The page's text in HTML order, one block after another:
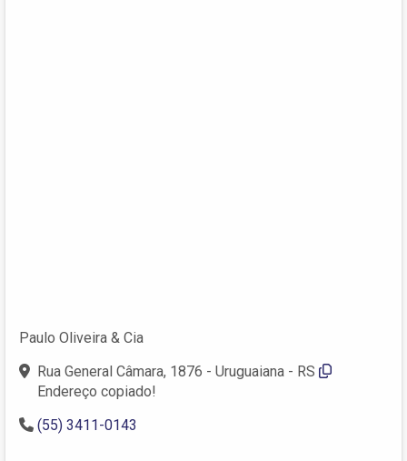
Paulo Oliveira & Cia
Rua General Câmara, 1876 - Uruguaiana - RS
Endereço copiado!
(55) 3411-0143